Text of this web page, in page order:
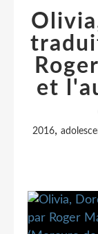
et
2016,